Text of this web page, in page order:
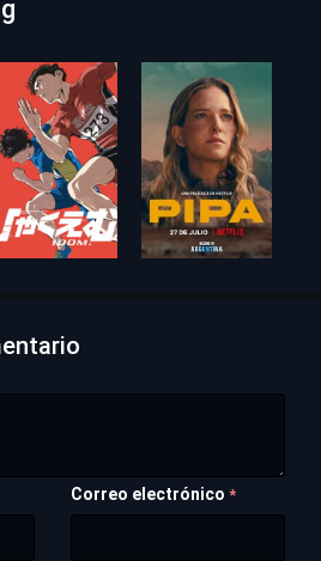
Correo electrónico *